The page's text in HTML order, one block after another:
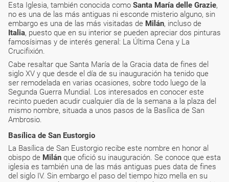
Esta Iglesia, también conocida como Santa María delle Grazie,
no es una de las más antiguas ni esconde misterio alguno, sin
embargo es una de las más visitadas de Milán, incluso de
Italia, puesto que en su interior se pueden apreciar dos pinturas
famosísimas y de interés general: La Última Cena y La
Crucifixión.
Cabe resaltar que Santa María de la Gracia data de fines del
siglo XV y que desde el día de su inauguración ha tenido que
ser remodelada en varias ocasiones, sobre todo luego de la
Segunda Guerra Mundial. Los interesados en conocer este
recinto pueden acudir cualquier día de la semana a la plaza del
mismo nombre, situada a unos pasos de la Basílica de San
Ambrosio.
Basílica de San Eustorgio
La Basílica de San Eustorgio recibe este nombre en honor al
obispo de Milán que ofició su inauguración. Se conoce que esta
iglesia es también una de las más antiguas pues data de fines
del siglo IV. Sin embargo el paso del tiempo hizo mella en su